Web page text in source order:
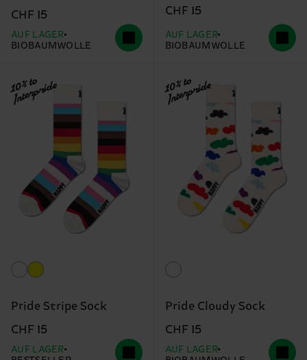
CHF 15
AUF LAGER
BIOBAUMWOLLE
CHF 15
AUF LAGER
BIOBAUMWOLLE
10% to
Interpride
Pride Stripe Sock
CHF 15
AUF LAGER
10% to
Interpride
Pride Cloudy Sock
CHF 15
AUF LAGER